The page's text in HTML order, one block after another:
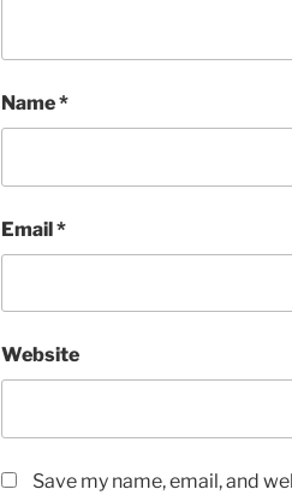
Name*
Email*
Website
Save my name, email, and